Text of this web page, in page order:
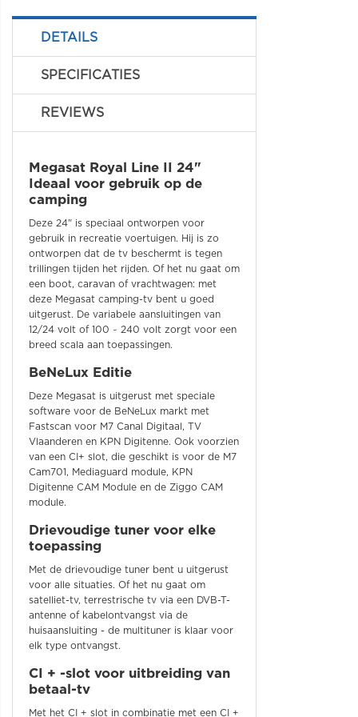
DETAILS
SPECIFICATIES
REVIEWS
Megasat Royal Line II 24"
Ideaal voor gebruik op de
camping
Deze 24" is speciaal ontworpen voor
gebruik in recreatie voertuigen. Hij is zo
ontworpen dat de tv beschermt is tegen
trillingen tijden het rijden. Of het nu gaat om
een ​​boot, caravan of vrachtwagen: met
deze Megasat camping-tv bent u goed
uitgerust. De variabele aansluitingen van
12/24 volt of 100 ~ 240 volt zorgt voor een
breed scala aan toepassingen.
BeNeLux Editie
Deze Megasat is uitgerust met speciale
software voor de BeNeLux markt met
Fastscan voor M7 Canal Digitaal, TV
Vlaanderen en KPN Digitenne. Ook voorzien
van een CI+ slot, die geschikt is voor de M7
Cam701, Mediaguard module, KPN
Digitenne CAM Module en de Ziggo CAM
module.
Drievoudige tuner voor elke
toepassing
Met de drievoudige tuner bent u uitgerust
voor alle situaties. Of het nu gaat om
satelliet-tv, terrestrische tv via een DVB-T-
antenne of kabelontvangst via de
huisaansluiting - de multituner is klaar voor
elk type ontvangst.
CI + -slot voor uitbreiding van
betaal-tv
Met het CI + slot in combinatie met een CI +